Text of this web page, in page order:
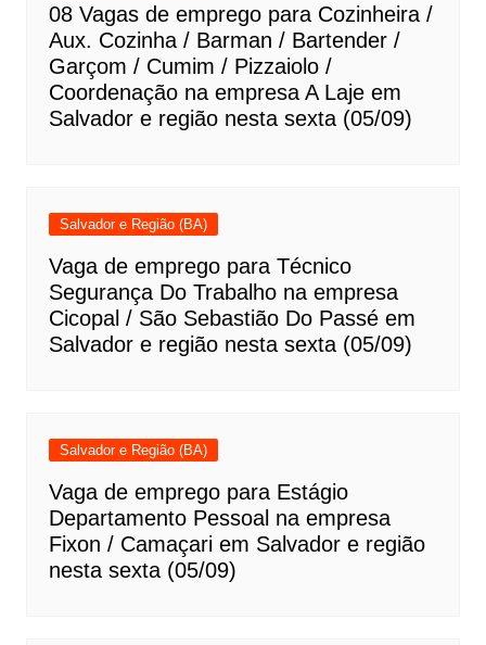
08 Vagas de emprego para Cozinheira /
Aux. Cozinha / Barman / Bartender /
Garçom / Cumim / Pizzaiolo /
Coordenação na empresa A Laje em
Salvador e região nesta sexta (05/09)
Salvador e Região (BA)
Vaga de emprego para Técnico
Segurança Do Trabalho na empresa
Cicopal / São Sebastião Do Passé em
Salvador e região nesta sexta (05/09)
Salvador e Região (BA)
Vaga de emprego para Estágio
Departamento Pessoal na empresa
Fixon / Camaçari em Salvador e região
nesta sexta (05/09)